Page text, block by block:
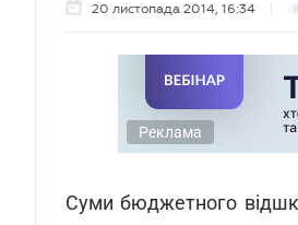
20 листопада 2014, 16:34
Реклама
Суми бюджетного